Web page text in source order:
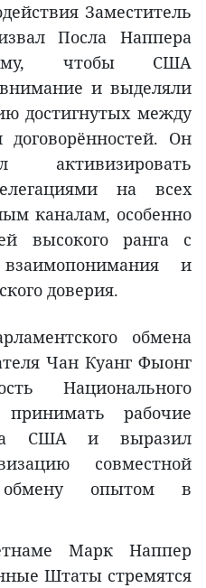
Заместитель
Посла Наппера
тому, чтобы США
и выделяли
достигнутых между
Он
активизировать
на всех
каналам, особенно
высокого ранга с
и
доверия.
обмена
Чан Куанг Фыонг
Национального
рабочие
США и выразил
совместной
обмену опытом в
Марк Наппер
Штаты стремятся